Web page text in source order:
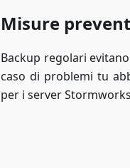
Misure
Backup regolari
caso di problemi tu
per i server